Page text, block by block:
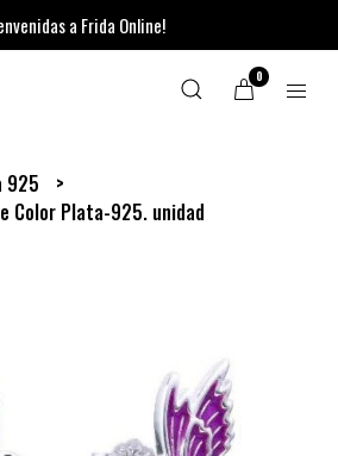
a Frida Online!
0
925
Color Plata-925. unidad